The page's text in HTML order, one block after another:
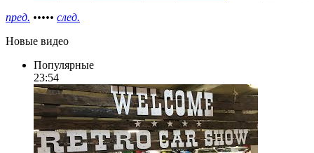
пред. ••••• след.
Новые видео
Популярные
23:54